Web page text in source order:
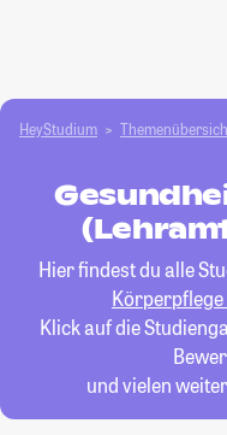
HeyStudium
Hier findest du alle
Klick auf die
und vielen